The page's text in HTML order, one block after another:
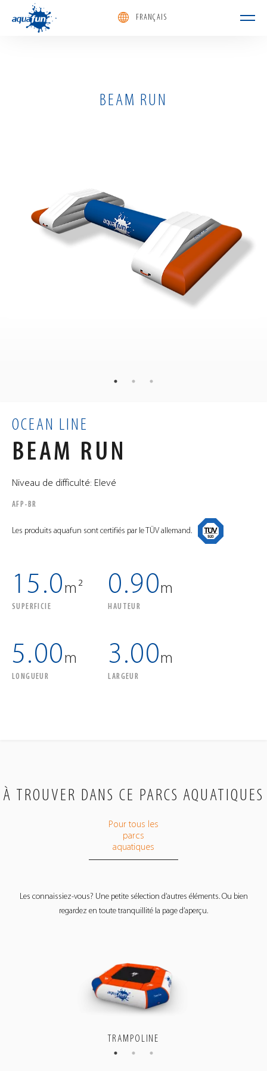
FRANÇAIS
BEAM RUN
OCEAN LINE
BEAM RUN
Niveau de difficulté: Elevé
AFP-BR
Les produits aquafun sont certifiés par le TÜV allemand.
15.0m²
SUPERFICIE
0.90m
HAUTEUR
5.00m
LONGUEUR
3.00m
LARGEUR
À TROUVER DANS CE PARCS AQUATIQUES
Pour tous les
parcs
aquatiques
Les connaissiez-vous? Une petite sélection d’autres éléments. Ou bien
regardez en toute tranquillité la page d’aperçu.
TRAMPOLINE